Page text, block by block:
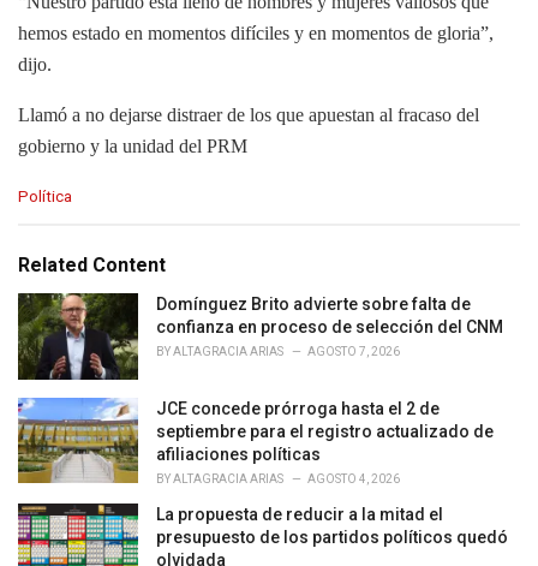
hemos estado en momentos difíciles y en momentos de gloria”,
dijo.
Llamó a no dejarse distraer de los que apuestan al fracaso del
gobierno y la unidad del PRM
C
e
o
r
i
e
:
Política
Related Content
Domínguez Brito advierte sobre falta de
confianza en proceso de selección del CNM
BYALTAGRACIA ARIAS AGOSTO 7, 2026
JCE concede prórroga hasta el 2 de
septiembre para el registro actualizado de
afiliaciones políticas
BYALTAGRACIA ARIAS AGOSTO 4, 2026
La propuesta de reducir a la mitad el
presupuesto de los partidos políticos quedó
olvidada